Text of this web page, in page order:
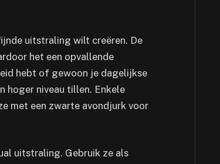
uitstraling wilt creëren. De
het een opvallende
hebt of gewoon je dagelijkse
hoger niveau tillen. Enkele
met een zwarte avondjurk voor
uitstraling. Gebruik ze als